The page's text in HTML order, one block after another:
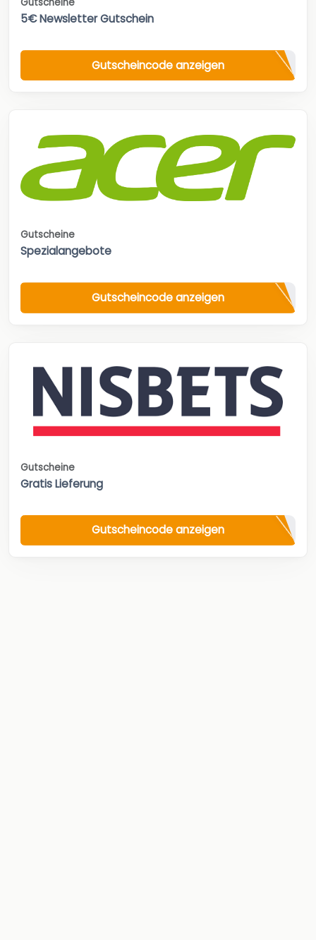
5€ Newsletter Gutschein
Gutscheincode anzeigen
Gutscheine
Spezialangebote
Gutscheincode anzeigen
Gutscheine
Gratis Lieferung
Gutscheincode anzeigen